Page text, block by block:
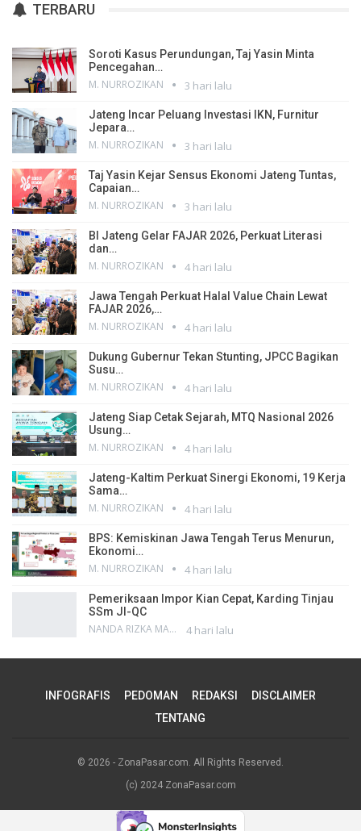
TERBARU
Soroti Kasus Perundungan, Taj Yasin Minta
Pencegahan…
M. NURROZIKAN 3 hari lalu
Jateng Incar Peluang Investasi IKN, Furnitur
Jepara…
M. NURROZIKAN 3 hari lalu
Taj Yasin Kejar Sensus Ekonomi Jateng Tuntas,
Capaian…
M. NURROZIKAN 3 hari lalu
BI Jateng Gelar FAJAR 2026, Perkuat Literasi
dan…
M. NURROZIKAN 4 hari lalu
Jawa Tengah Perkuat Halal Value Chain Lewat
FAJAR 2026,…
M. NURROZIKAN 4 hari lalu
Dukung Gubernur Tekan Stunting, JPCC Bagikan
Susu…
M. NURROZIKAN 4 hari lalu
Jateng Siap Cetak Sejarah, MTQ Nasional 2026
Usung…
M. NURROZIKAN 4 hari lalu
Jateng-Kaltim Perkuat Sinergi Ekonomi, 19 Kerja
Sama…
M. NURROZIKAN 4 hari lalu
BPS: Kemiskinan Jawa Tengah Terus Menurun,
Ekonomi…
M. NURROZIKAN 4 hari lalu
Pemeriksaan Impor Kian Cepat, Karding Tinjau
SSm JI-QC
NANDA RIZKA MAHENDRA 4 hari lalu
INFOGRAFIS PEDOMAN REDAKSI
DISCLAIMER
TENTANG
© 2026 - ZonaPasar.com. All Rights Reserved.
(c) 2024 ZonaPasar.com